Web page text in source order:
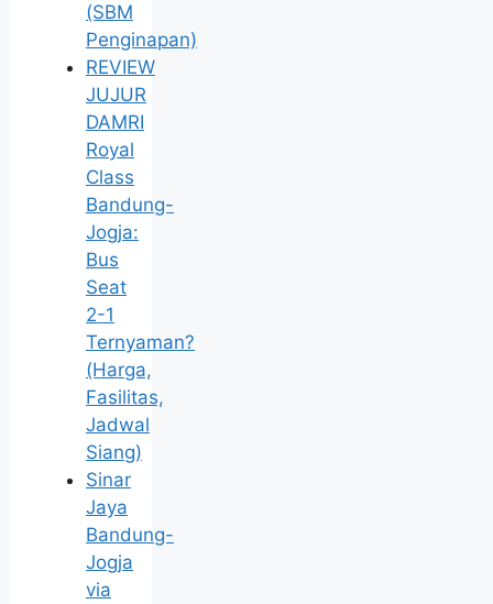
(SBM
Penginapan)
REVIEW
JUJUR
DAMRI
Royal
Class
Bandung-
Jogja:
Bus
Seat
2-1
Ternyaman?
(Harga,
Fasilitas,
Jadwal
Siang)
Sinar
Jaya
Bandung-
Jogja
via